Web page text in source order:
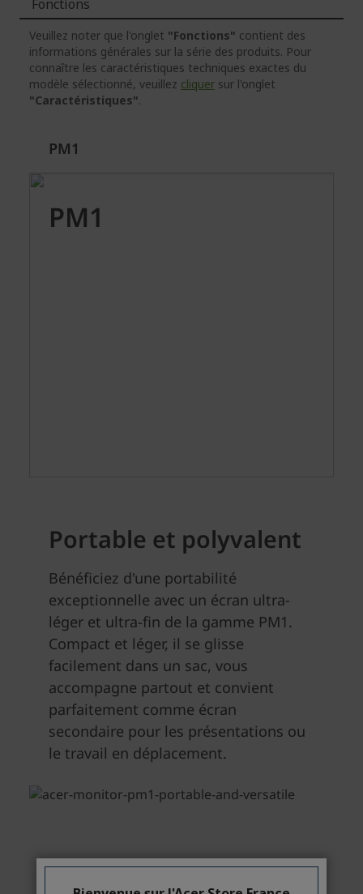
Fonctions
Veuillez noter que l'onglet "Fonctions" contient des
informations générales sur la série des produits. Pour
connaître les caractéristiques techniques exactes du
modèle sélectionné, veuillez cliquer sur l'onglet
"Caractéristiques".